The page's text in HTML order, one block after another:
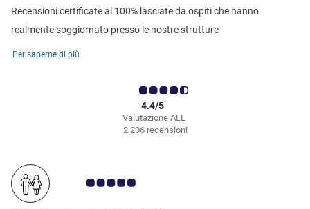
Recensioni certificate al 100% lasciate da ospiti che hanno
realmente soggiornato presso le nostre strutture
Per saperne di più
Valutazione ALL
4.4/5
2.206 recensioni
Giudizio clienti 5.0/5